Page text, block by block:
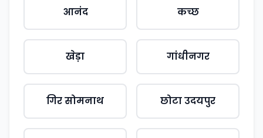
आनंद कच्छ
खेड़ा गांधीनगर
गिर सोमनाथ छोटा उदयपुर